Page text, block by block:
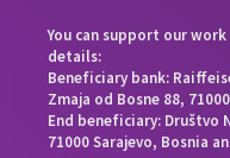
You can support our
details:
Beneficiary bank:
Zmaja od Bosne 88,
End beneficiary: Društvo
71000 Sarajevo, Bosnia